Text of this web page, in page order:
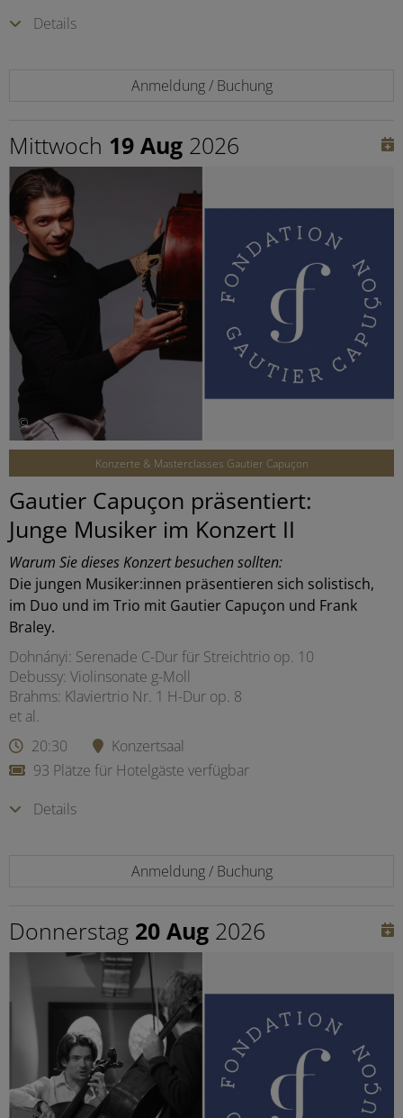
Details
Anmeldung / Buchung
Mittwoch 19 Aug 2026
©
Konzerte & Masterclasses Gautier Capuçon
Gautier Capuçon präsentiert:
Junge Musiker im Konzert II
Warum Sie dieses Konzert besuchen sollten:
Die jungen Musiker:innen präsentieren sich solistisch,
im Duo und im Trio mit Gautier Capuçon und Frank
Braley.
Dohnányi: Serenade C-Dur für Streichtrio op. 10
Debussy: Violinsonate g-Moll
Brahms: Klaviertrio Nr. 1 H-Dur op. 8
et al.
20:30
Konzertsaal
93 Plätze für Hotelgäste verfügbar
Details
Anmeldung / Buchung
Donnerstag 20 Aug 2026